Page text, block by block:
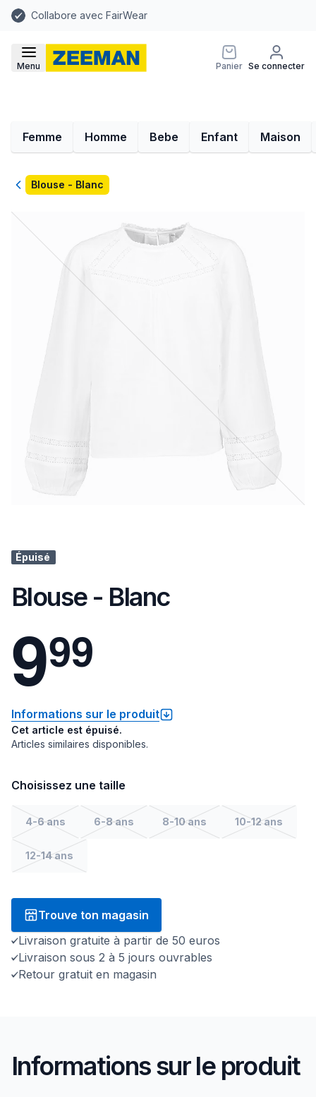
Collabore avec FairWear
Menu Panier Se connecter
Femme Homme Bebe Enfant Maison
RetourBlouse - Blanc
Épuisé
Blouse - Blanc
999
Informations sur le produit
Cet article est épuisé.
Articles similaires disponibles.
Choisissez une taille
4-6 ans 6-8 ans 8-10 ans 10-12 ans
12-14 ans
Trouve ton magasin
Livraison gratuite à partir de 50 euros
Livraison sous 2 à 5 jours ouvrables
Retour gratuit en magasin
Informations sur le produit